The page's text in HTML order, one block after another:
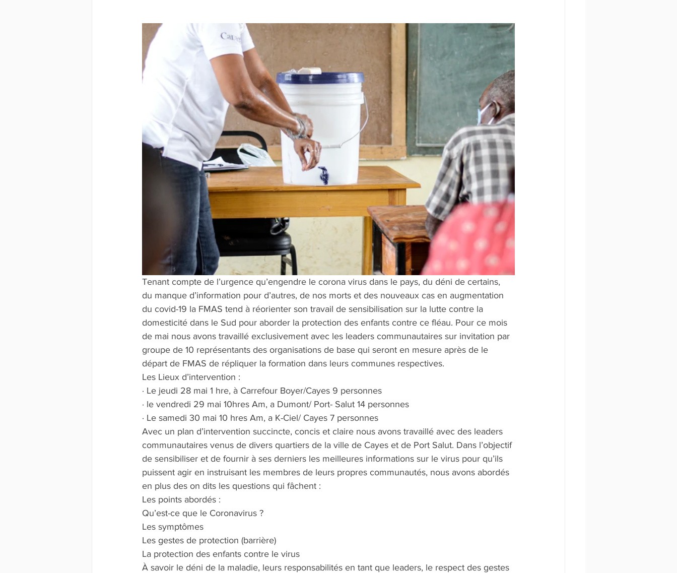
Tenant compte de l’urgence qu’engendre le corona virus dans le pays, du déni de certains,
du manque d’information pour d’autres, de nos morts et des nouveaux cas en augmentation
du covid-19 la FMAS tend à réorienter son travail de sensibilisation sur la lutte contre la
domesticité dans le Sud pour aborder la protection des enfants contre ce fléau. Pour ce mois
de mai nous avons travaillé exclusivement avec les leaders communautaires sur invitation par
groupe de 10 représentants des organisations de base qui seront en mesure après de le
départ de FMAS de répliquer la formation dans leurs communes respectives.
Les Lieux d’intervention :
· Le jeudi 28 mai 1 hre, à Carrefour Boyer/Cayes 9 personnes
· le vendredi 29 mai 10hres Am, a Dumont/ Port- Salut 14 personnes
· Le samedi 30 mai 10 hres Am, a K-Ciel/ Cayes 7 personnes
Avec un plan d’intervention succincte, concis et claire nous avons travaillé avec des leaders
communautaires venus de divers quartiers de la ville de Cayes et de Port Salut. Dans l’objectif
de sensibiliser et de fournir à ses derniers les meilleures informations sur le virus pour qu’ils
puissent agir en instruisant les membres de leurs propres communautés, nous avons abordés
en plus des on dits les questions qui fâchent :
Les points abordés :
Qu’est-ce que le Coronavirus ?
Les symptômes
Les gestes de protection (barrière)
La protection des enfants contre le virus
À savoir le déni de la maladie, leurs responsabilités en tant que leaders, le respect des gestes